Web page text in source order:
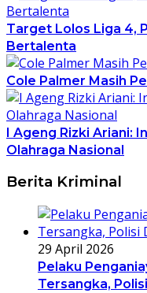
Target Lolos Liga 4,
Bertalenta
Cole Palmer Masih
I Ageng Rizki Ariani:
Olahraga Nasional
Berita Kriminal
29 April 2026
Pelaku
Tersangka,